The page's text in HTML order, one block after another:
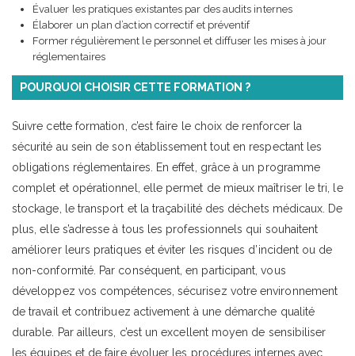
Évaluer les pratiques existantes par des audits internes
Élaborer un plan d’action correctif et préventif
Former régulièrement le personnel et diffuser les mises à jour
réglementaires
POURQUOI CHOISIR CETTE FORMATION ?
Suivre cette formation, c’est faire le choix de renforcer la
sécurité au sein de son établissement tout en respectant les
obligations réglementaires. En effet, grâce à un programme
complet et opérationnel, elle permet de mieux maîtriser le tri, le
stockage, le transport et la traçabilité des déchets médicaux. De
plus, elle s’adresse à tous les professionnels qui souhaitent
améliorer leurs pratiques et éviter les risques d’incident ou de
non-conformité. Par conséquent, en participant, vous
développez vos compétences, sécurisez votre environnement
de travail et contribuez activement à une démarche qualité
durable. Par ailleurs, c’est un excellent moyen de sensibiliser
les équipes et de faire évoluer les procédures internes avec